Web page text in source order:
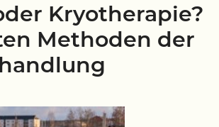
Kryotherapie?
Methoden der